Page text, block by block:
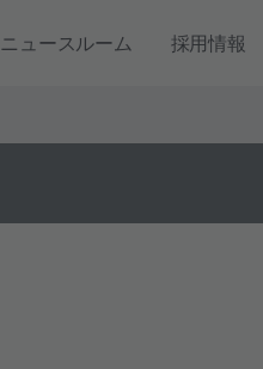
ニュースルーム 採用情報